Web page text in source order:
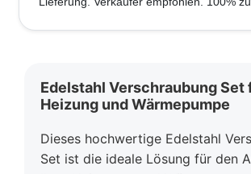
Edelstahl Verschraubung Set
Heizung und Wärmepumpe
Dieses hochwertige Edelstahl
Set ist die ideale Lösung für den